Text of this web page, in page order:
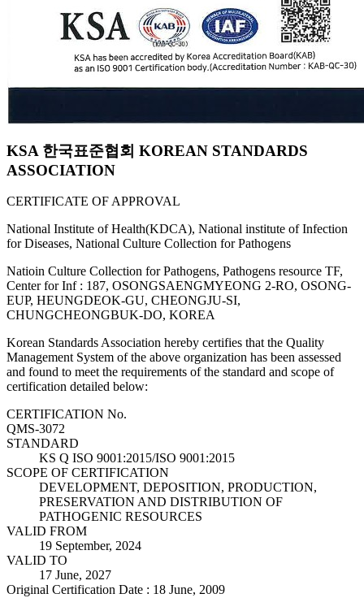
KSA 한국표준협회 KOREAN STANDARDS
ASSOCIATION
CERTIFICATE OF APPROVAL
National Institute of Health(KDCA), National institute of Infection
for Diseases, National Culture Collection for Pathogens
Natioin Culture Collection for Pathogens, Pathogens resource TF,
Center for Inf : 187, OSONGSAENGMYEONG 2-RO, OSONG-
EUP, HEUNGDEOK-GU, CHEONGJU-SI,
CHUNGCHEONGBUK-DO, KOREA
Korean Standards Association hereby certifies that the Quality
Management System of the above organization has been assessed
and found to meet the requirements of the standard and scope of
certification detailed below:
CERTIFICATION No.
QMS-3072
STANDARD
KS Q ISO 9001:2015/ISO 9001:2015
SCOPE OF CERTIFICATION
DEVELOPMENT, DEPOSITION, PRODUCTION,
PRESERVATION AND DISTRIBUTION OF
PATHOGENIC RESOURCES
VALID FROM
19 September, 2024
VALID TO
17 June, 2027
Original Certification Date : 18 June, 2009